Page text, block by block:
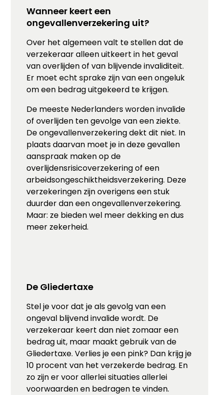
Wanneer keert een
ongevallenverzekering uit?
Over het algemeen valt te stellen dat de
verzekeraar alleen uitkeert in het geval
van overlijden of van blijvende invaliditeit.
Er moet echt sprake zijn van een ongeluk
om een bedrag uitgekeerd te krijgen.
De meeste Nederlanders worden invalide
of overlijden ten gevolge van een ziekte.
De ongevallenverzekering dekt dit niet. In
plaats daarvan moet je in deze gevallen
aanspraak maken op de
overlijdensrisicoverzekering of een
arbeidsongeschiktheidsverzekering. Deze
verzekeringen zijn overigens een stuk
duurder dan een ongevallenverzekering.
Maar: ze bieden wel meer dekking en dus
meer zekerheid.
De Gliedertaxe
Stel je voor dat je als gevolg van een
ongeval blijvend invalide wordt. De
verzekeraar keert dan niet zomaar een
bedrag uit, maar maakt gebruik van de
Gliedertaxe. Verlies je een pink? Dan krijg je
10 procent van het verzekerde bedrag. En
zo zijn er voor allerlei situaties allerlei
voorwaarden en bedragen te vinden.